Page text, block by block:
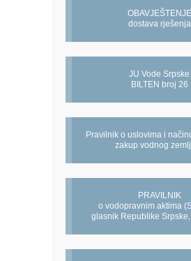
OBAVJEŠTENJE
dostava rješenja
JU Vode Srpske
BILTEN broj 26
Pravilnik o uslovima i
zakup vodnog
PRAVILNIK
o vodopravnim aktima
glasnik Republike